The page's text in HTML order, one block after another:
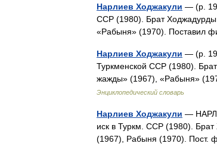
Нарлиев Ходжакули — (р.
ССР (1980). Брат
«Рабыня» (1970). Поставил
Нарлиев Ходжакули — (р.
Туркменской ССР (1980).
жажды» (1967), «Рабыня»
Энциклопедический словарь
Нарлиев Ходжакули —
иск в Туркм. ССР (1980).
(1967), Рабыня (1970). Пост.